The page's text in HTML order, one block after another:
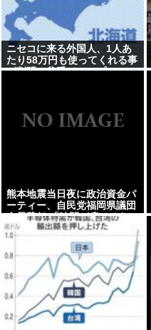
ニセコに来る外国人、1人あ
たり58万円も使ってくれる事
が判明。貧乏ジャップの4.6
熊本地震当日夜に政治資金パ
ーティー、自民党福岡県議団
会長辞任 「時間が戻せるな
ら…後悔している」